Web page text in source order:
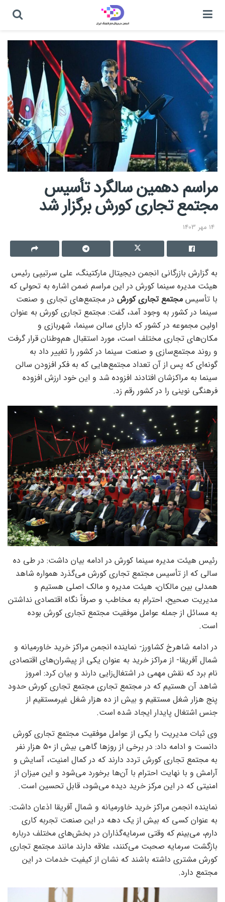
مراسم دهمین سالگرد تأسیس
مجتمع تجاری کورش برگزار شد
14 مهر 1403
به گزارش بازرگانی انجمن دیجیتال مارکتینگ، علی سرتیپی رئیس
هیئت مدیره سینما کورش در این مراسم ضمن اشاره به تحولی که
با تأسیس مجتمع تجاری کورش در مجتمع‌های تجاری و صنعت
سینما در کشور به وجود آمد، گفت: مجتمع تجاری کورش به عنوان
اولین مجموعه در کشور که دارای سالن سینما، شهربازی و
مکان‌های تجاری مختلف است، مورد استقبال هم‌وطنان قرار گرفت
و روند مجتمع‌سازی و صنعت سینما در کشور را تغییر داد به
گونه‌ای که پس از آن تعداد مجتمع‌هایی که به فکر افزودن سالن
سینما به مراکزشان افتادند افزوده شد و این خود ارزش افزوده
فرهنگی نوینی را در کشور رقم زد.
رئیس هیئت مدیره سینما کورش در ادامه بیان داشت: در طی ده
سالی که از تأسیس مجتمع تجاری کورش می‌گذرد همواره شاهد
همدلی بین مالکان، هیئت مدیره و مالک اصلی هستیم و
مدیریت صحیح، احترام به مخاطب و صرفاً نگاه اقتصادی نداشتن
به مسائل از جمله عوامل موفقیت مجتمع تجاری کورش بوده
است.
در ادامه شاهرخ کشاورز- نماینده انجمن مراکز خرید خاورمیانه و
شمال آفریقا- از مراکز خرید به عنوان یکی از پیشران‌های اقتصادی
نام برد که نقش مهمی در اشتغال‌زایی دارند و بیان کرد: امروز
شاهد آن هستیم که در مجتمع تجاری مجتمع تجاری کورش حدود
پنج هزار شغل مستقیم و بیش از ده هزار شغل غیرمستقیم از
جنس اشتغال پایدار ایجاد شده است.
وی ثبات مدیریت را یکی از عوامل موفقیت مجتمع تجاری کورش
دانست و ادامه داد: در برخی از روزها گاهی بیش از ۵۰ هزار نفر
به مجتمع تجاری کورش تردد دارند که در کمال امنیت، آسایش و
آرامش و با نهایت احترام با آن‌ها برخورد می‌شود و این میزان از
امنیتی که در این مرکز خرید دیده می‌شود، قابل تحسین است.
نماینده انجمن مراکز خرید خاورمیانه و شمال آفریقا اذعان داشت:
به عنوان کسی که بیش از یک دهه در این صنعت تجربه کاری
دارم، می‌بینم که وقتی سرمایه‌گذاران در بخش‌های مختلف درباره
بازگشت سرمایه صحبت می‌کنند، علاقه دارند مانند مجتمع تجاری
کورش مشتری داشته باشند که نشان از کیفیت خدمات در این
مجتمع دارد.